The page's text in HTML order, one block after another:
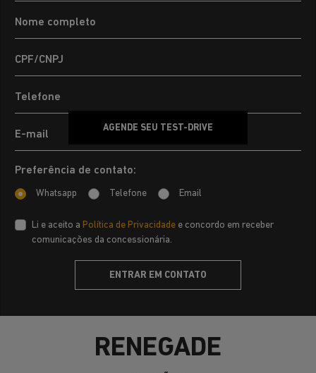
Preferência de contato:
Whatsapp Telefone Email
Li e aceito a Política de Privacidade e concordo em receber
comunicações da concessionária.
ENTRAR EM CONTATO
AGENDE SEU TEST-DRIVE
RENEGADE